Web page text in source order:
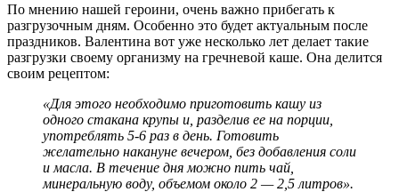
По мнению нашей героини, очень важно прибегать к
разгрузочным дням. Особенно это будет актуальным после
праздников. Валентина вот уже несколько лет делает такие
разгрузки своему организму на гречневой каше. Она делится
своим рецептом:
«Для этого необходимо приготовить кашу из
одного стакана крупы и, разделив ее на порции,
употреблять 5-6 раз в день. Готовить
желательно накануне вечером, без добавления соли
и масла. В течение дня можно пить чай,
минеральную воду, объемом около 2 — 2,5 литров».